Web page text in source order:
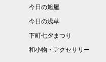
今日の旭屋
今日の浅草
下町七夕まつり
和小物・アクセサリー